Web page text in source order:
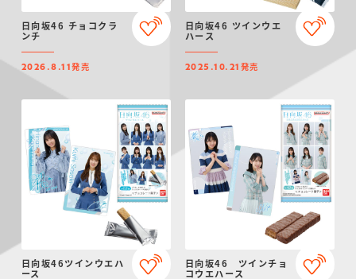
日向坂46 チョコクラ
ンチ
2026.8.11発売
日向坂46 ツインウエ
ハース
2025.10.21 発売
日向坂46ツインウエハ
ース
日向坂46 ツインチョ
コウエハース